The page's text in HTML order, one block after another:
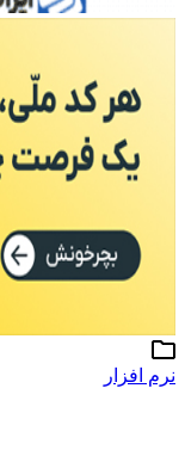
نرم افزار